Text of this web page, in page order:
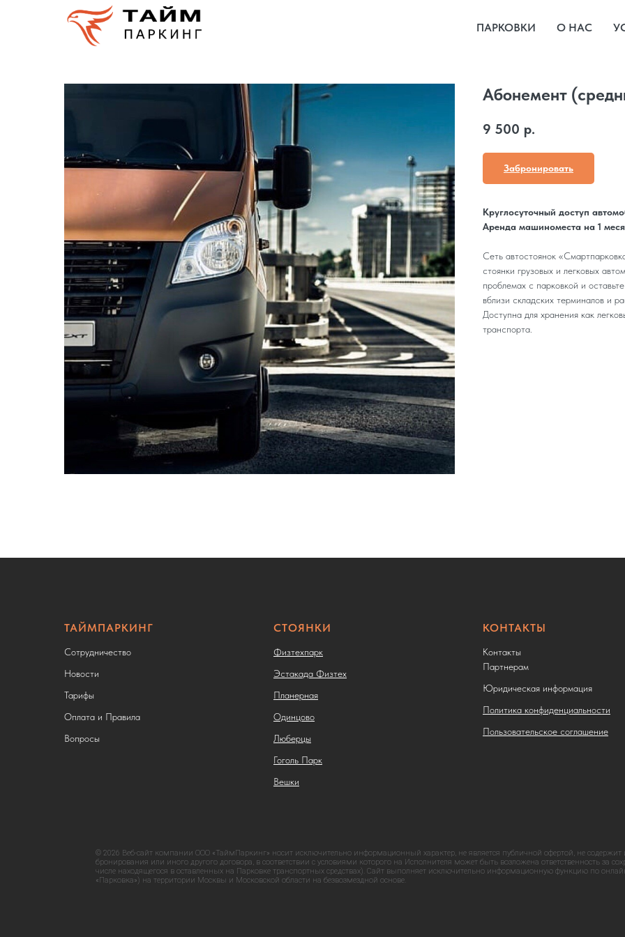
ПАРКОВКИ О НАС
Абонемент
9 500 р.
Забронировать
Круглосуточный доступ
Аренда машиноместа на 1
Сеть автостоянок
стоянки грузовых и легковых
проблемах с парковкой и
вблизи складских терминалов и
Доступна для хранения как
транспорта.
ТАЙМПАРКИНГ
Сотрудничество
Новости
Тарифы
Оплата и Правила
Вопросы
СТОЯНКИ
Физтехпарк
Эстакада Физтех
Планерная
Одинцово
Люберцы
Гоголь Парк
Вешки
КОНТАКТЫ
Контакты
Партнерам
Юридическая информация
Политика конфиденциальности
Пользовательское соглашение
© 2026 Веб-сайт компании ООО «ТаймПаркинг» носит исключительно информационный характер, не является публичной офертой, не содержит
бронирования или иного другого договора, в соответствии с условиями которого на Исполнителя может быть возложена ответственность за
числе находящегося в оставленных на Парковке транспортных средствах). Сайт выполняет исключительно информационную функцию по
«Парковка») на территории Москвы и Московской области на безвозмездной основе.